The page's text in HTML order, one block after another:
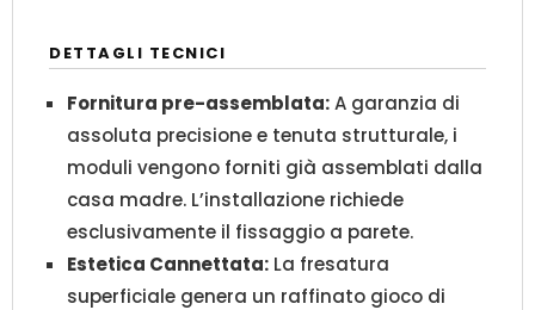
DETTAGLI TECNICI
Fornitura pre-assemblata:A garanzia di
assoluta precisione e tenuta strutturale, i
moduli vengono forniti già assemblati dalla
casa madre. L’installazione richiede
esclusivamente il fissaggio a parete.
Estetica Cannettata: La fresatura
superficiale genera un raffinato gioco di